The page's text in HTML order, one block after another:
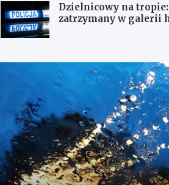
Dzielnicowy na
zatrzymany w galerii